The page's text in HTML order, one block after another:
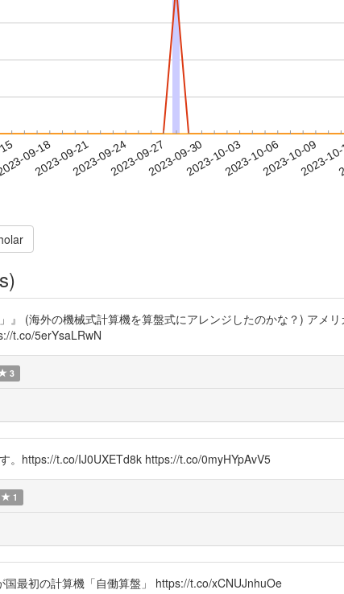
09-18
2023-09-212023-09-242023-09-272023-09-302023-10-032023-10-062023-10-09
2023-
』 (海外の機械式計算機を算盤式にアレンジしたのかな？) アメ
t.co/5erYsaLRwN
3
。https://t.co/IJ0UXETd8k https://t.co/0myHYpAvV5
1
最初の計算機「自働算盤」 https://t.co/xCNUJnhuOe